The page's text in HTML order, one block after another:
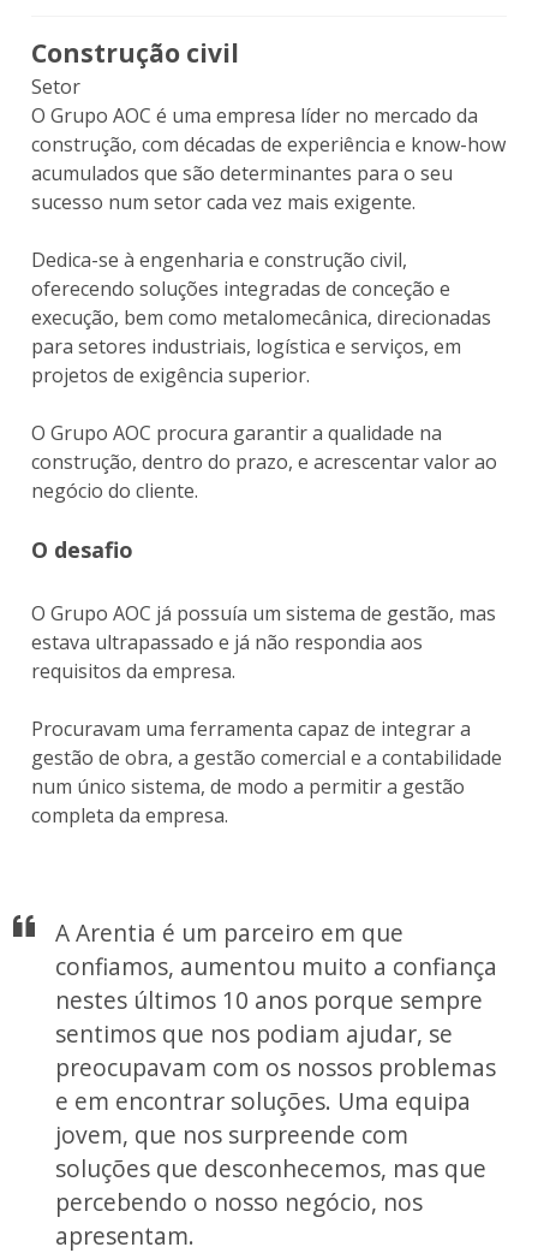
Construção civil
Setor
O Grupo AOC é uma empresa líder no mercado da
construção, com décadas de experiência e know-how
acumulados que são determinantes para o seu
sucesso num setor cada vez mais exigente.
Dedica-se à engenharia e construção civil,
oferecendo soluções integradas de conceção e
execução, bem como metalomecânica, direcionadas
para setores industriais, logística e serviços, em
projetos de exigência superior.
O Grupo AOC procura garantir a qualidade na
construção, dentro do prazo, e acrescentar valor ao
negócio do cliente.
O desafio
O Grupo AOC já possuía um sistema de gestão, mas
estava ultrapassado e já não respondia aos
requisitos da empresa.
Procuravam uma ferramenta capaz de integrar a
gestão de obra, a gestão comercial e a contabilidade
num único sistema, de modo a permitir a gestão
completa da empresa.
A Arentia é um parceiro em que
confiamos, aumentou muito a confiança
nestes últimos 10 anos porque sempre
sentimos que nos podiam ajudar, se
preocupavam com os nossos problemas
e em encontrar soluções. Uma equipa
jovem, que nos surpreende com
soluções que desconhecemos, mas que
percebendo o nosso negócio, nos
apresentam.